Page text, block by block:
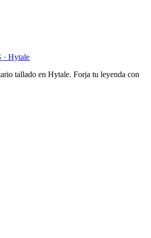
Hytale
tallado en Hytale. Forja tu leyenda con